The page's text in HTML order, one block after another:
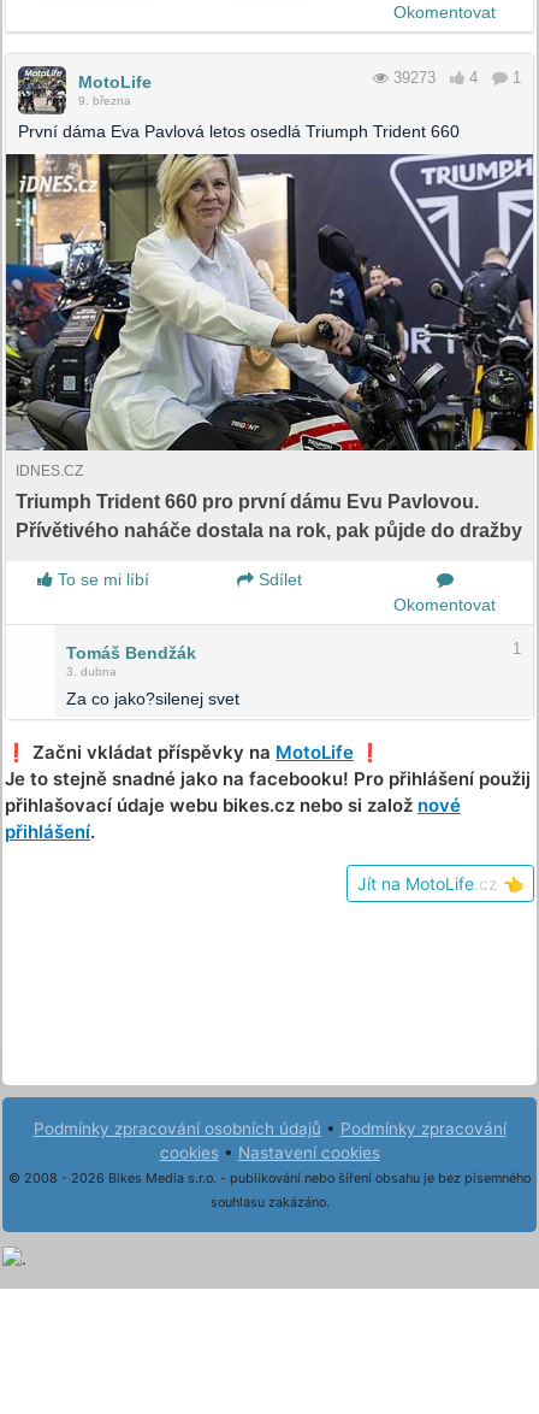
Okomentovat
MotoLife
9. března
39273 4 1
První dáma Eva Pavlová letos osedlá Triumph Trident 660
IDNES.CZ
Triumph Trident 660 pro první dámu Evu Pavlovou.
Přívětivého naháče dostala na rok, pak půjde do dražby
To se mi líbí
Sdílet
Okomentovat
Tomáš Bendžák
3. dubna
1
Za co jako?silenej svet
❗️ Začni vkládat příspěvky na MotoLife ❗️
Je to stejně snadné jako na facebooku! Pro přihlášení použij
přihlašovací údaje webu bikes.cz nebo si založ nové
přihlášení.
Jít na MotoLife .cz 👈
Podmínky zpracování osobních údajů • Podmínky zpracování
cookies• Nastavení cookies
© 2008 - 2026 Bikes Media s.r.o. - publikování nebo šíření obsahu je bez písemného
souhlasu zakázáno.